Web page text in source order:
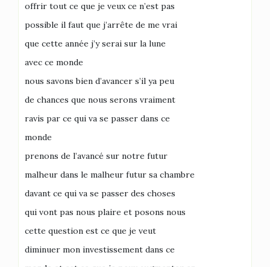
offrir tout ce que je veux ce n’est pas
possible il faut que j’arrête de me vrai
que cette année j’y serai sur la lune
avec ce monde
nous savons bien d’avancer s’il ya peu
de chances que nous serons vraiment
ravis par ce qui va se passer dans ce
monde
prenons de l’avancé sur notre futur
malheur dans le malheur futur sa chambre
davant ce qui va se passer des choses
qui vont pas nous plaire et posons nous
cette question est ce que je veut
diminuer mon investissement dans ce